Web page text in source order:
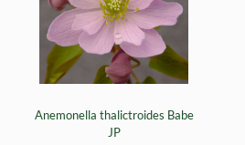
Anemonella thalictroides Babe
JP